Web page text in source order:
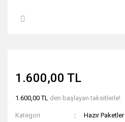
1.600,00 TL
1.600,00 TL den başlayan taksitlerle!
Kategori Hazır Paketler